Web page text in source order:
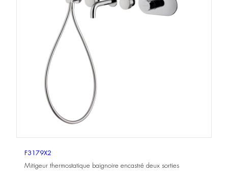
F3179X2
Mitigeur thermostatique baignoire encastré deux sorties